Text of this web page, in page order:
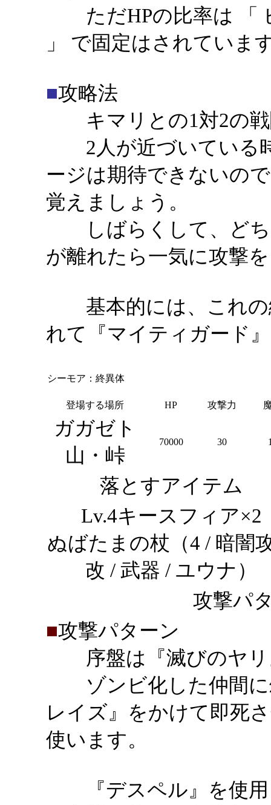
ただHPの比率は 「
」 で固定はされていま
■攻略法
キマリとの1対2の戦
2人が近づいている
ージは期待できないの
覚えましょう。
しばらくして、どち
が離れたら一気に攻撃
基本的には、これの
れて『マイティガード
シーモア：終異体
登場する場所 HP 攻撃力
ガガゼト
山・峠
70000 30
落とすアイテム
Lv.4キースフィア×2
ぬばたまの杖（4 / 暗闇
改 / 武器 / ユウナ）
攻撃パ
■攻撃パターン
序盤は『滅びのヤリ
ゾンビ化した仲間に
レイズ』をかけて即死
使います。
『デスペル』を使用